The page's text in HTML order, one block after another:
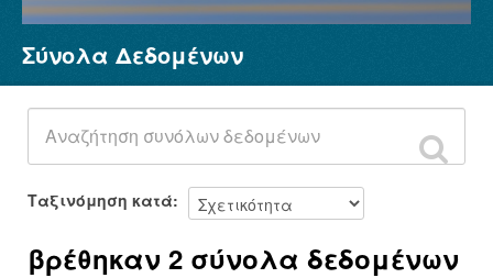
Σύνολα Δεδομένων
Φορείς
Ομάδες
Σχετικά
Σύνολα Δεδομένων
Ταξινόμηση κατά
βρέθηκαν 2 σύνολα δεδομένων